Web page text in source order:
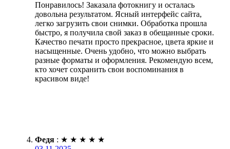
Понравилось! Заказала фотокнигу и осталась
довольна результатом. Ясный интерфейс сайта,
легко загрузить свои снимки. Обработка прошла
быстро, я получила свой заказ в обещанные сроки.
Качество печати просто прекрасное, цвета яркие и
насыщенные. Очень удобно, что можно выбрать
разные форматы и оформления. Рекомендую всем,
кто хочет сохранить свои воспоминания в
красивом виде!
Федя : ★ ★ ★ ★ ★